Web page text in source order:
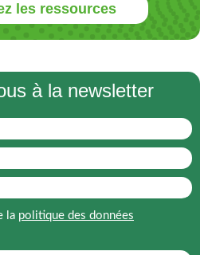
les ressources
à la newsletter
la politique des données